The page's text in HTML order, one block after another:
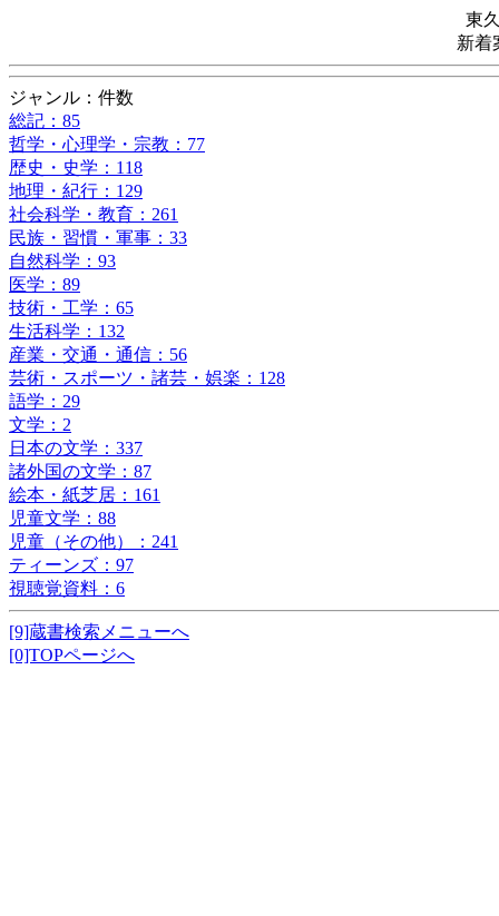
東
新着
ジャンル：件数
総記：85
哲学・心理学・宗教：77
歴史・史学：118
地理・紀行：129
社会科学・教育：261
民族・習慣・軍事：33
自然科学：93
医学：89
技術・工学：65
生活科学：132
産業・交通・通信：56
芸術・スポーツ・諸芸・娯楽：128
語学：29
文学：2
日本の文学：337
諸外国の文学：87
絵本・紙芝居：161
児童文学：88
児童（その他）：241
ティーンズ：97
視聴覚資料：6
[9]蔵書検索メニューへ
[0]TOPページへ